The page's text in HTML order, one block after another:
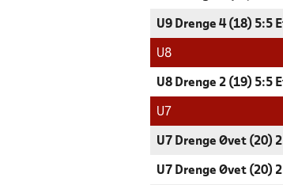
U9 Drenge 4 (18) 5:5
U8
U8 Drenge 2 (19) 5:5
U7
U7 Drenge Øvet (20)
U7 Drenge Øvet (20)